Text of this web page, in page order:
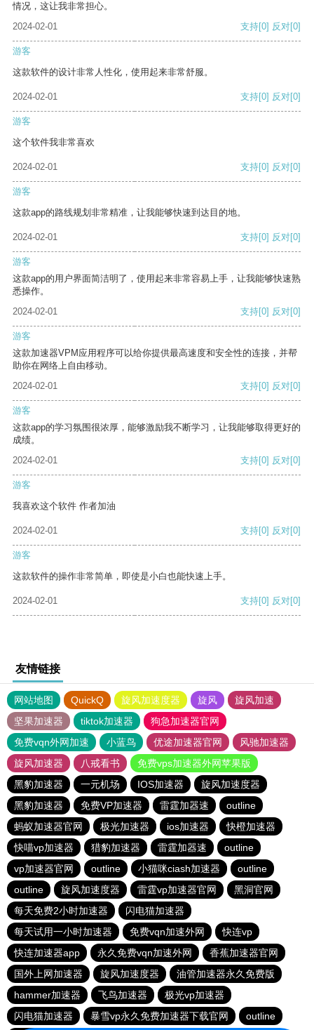
情况，这让我非常担心。
2024-02-01
支持[0] 反对[0]
游客
这款软件的设计非常人性化，使用起来非常舒服。
2024-02-01 支持[0] 反对[0]
游客
这个软件我非常喜欢
2024-02-01 支持[0] 反对[0]
游客
这款app的路线规划非常精准，让我能够快速到达目的地。
2024-02-01 支持[0] 反对[0]
游客
这款app的用户界面简洁明了，使用起来非常容易上手，让我能够快速熟
悉操作。
2024-02-01
支持[0] 反对[0]
游客
这款加速器VPM应用程序可以给你提供最高速度和安全性的连接，并帮
助你在网络上自由移动。
2024-02-01
支持[0] 反对[0]
游客
这款app的学习氛围很浓厚，能够激励我不断学习，让我能够取得更好的
成绩。
2024-02-01
支持[0] 反对[0]
游客
我喜欢这个软件 作者加油
2024-02-01 支持[0] 反对[0]
游客
这款软件的操作非常简单，即使是小白也能快速上手。
2024-02-01 支持[0] 反对[0]
友情链接
网站地图 QuickQ 旋风加速度器 旋风
旋风加速
坚果加速器
tiktok加速器
狗急加速器官网
免费vqn外网加速
小蓝鸟 优途加速器官网
风驰加速器
旋风加速器
八戒看书
免费vps加速器外网苹果版
黑豹加速器
一元机场 IOS加速器
旋风加速度器
黑豹加速器
免费VP加速器 雷霆加器速
outline
蚂蚁加速器官网
极光加速器 ios加速器
快橙加速器
快喵vp加速器
猎豹加速器 雷霆加器速
outline
vp加速器官网
outline 小猫咪ciash加速器
outline
outline
旋风加速度器 雷霆vp加速器官网
黑洞官网
每天免费2小时加速器
闪电猫加速器
每天试用一小时加速器
免费vqn加速外网
快连vp
快连加速器app
永久免费vqn加速外网
香蕉加速器官网
国外上网加速器
旋风加速度器
油管加速器永久免费版
hammer加速器
飞鸟加速器
极光vp加速器
闪电猫加速器
暴雪vp永久免费加速器下载官网 outline